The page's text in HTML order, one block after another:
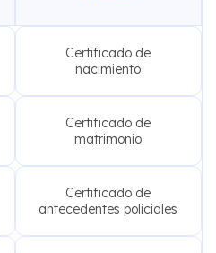
Certificado de
nacimiento
Certificado de
matrimonio
Certificado de
antecedentes policiales